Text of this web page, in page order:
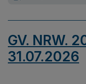
GV. NRW.
31.07.2026